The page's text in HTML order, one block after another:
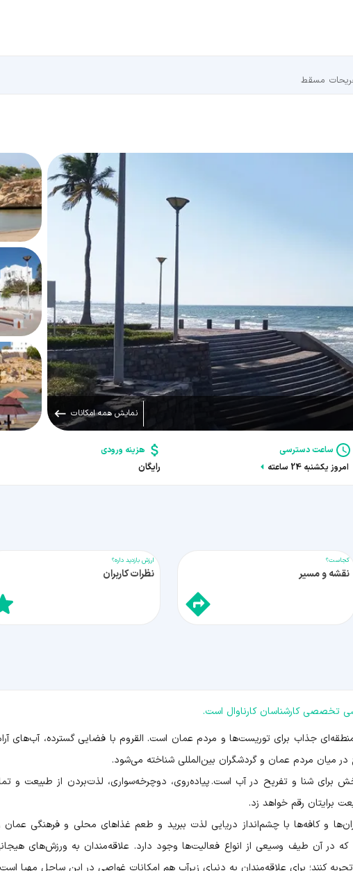
مسقط
نمایش همه امکانات
ساعت دسترسی
امروز یکشنبه 24 ساعته
هزینه ورودی
رایگان
کجاست؟
نقشه و مسیر
ارزش بازدید داره؟
نظرات کاربران
تخصصی کارشناسان کارناوال است.
جذاب برای توریست‌ها و مردم عمان است. القروم با فضایی گسترده، آب‌های
میان مردم عمان و گردشگران بین‌المللی شناخته می‌شود.
برای شنا و تفریح در آب است. پیاده‌روی، دوچرخه‌سواری، لذت‌بردن از طبیعت و
برایتان رقم خواهد زد.
و کافه‌ها با چشم‌انداز دریایی لذت ببرید و طعم غذاهای محلی و فرهنگی
در آن طیف وسیعی از انواع فعالیت‌ها وجود دارد. علاقه‌مندان به ورزش‌های
تجربه کنند؛ برای علاقه‌مندان به دنیای زیرآب هم امکانات غواصی در این ساحل مهیا